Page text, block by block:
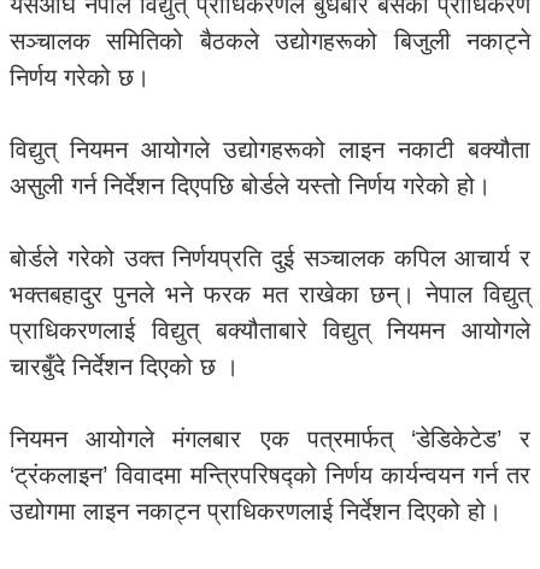
सञ्चालक समितिको बैठकले उद्योगहरूको बिजुली नकाट्ने
निर्णय गरेको छ।
विद्युत् नियमन आयोगले उद्योगहरूको लाइन नकाटी बक्यौता
असुली गर्न निर्देशन दिएपछि बोर्डले यस्तो निर्णय गरेको हो।
बोर्डले गरेको उक्त निर्णयप्रति दुई सञ्चालक कपिल आचार्य र
भक्तबहादुर पुनले भने फरक मत राखेका छन्। नेपाल विद्युत्
प्राधिकरणलाई विद्युत् बक्यौताबारे विद्युत् नियमन आयोगले
चारबुँदे निर्देशन दिएको छ ।
नियमन आयोगले मंगलबार एक पत्रमार्फत् ‘डेडिकेटेड’ र
‘ट्रंकलाइन’ विवादमा मन्त्रिपरिषद्को निर्णय कार्यन्वयन गर्न तर
उद्योगमा लाइन नकाट्न प्राधिकरणलाई निर्देशन दिएको हो।